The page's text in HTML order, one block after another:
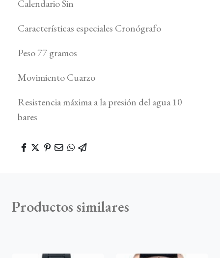
Calendario Sin
Características especiales Cronógrafo
Peso 77 gramos
Movimiento Cuarzo
Resistencia máxima a la presión del agua 10
bares
Productos similares